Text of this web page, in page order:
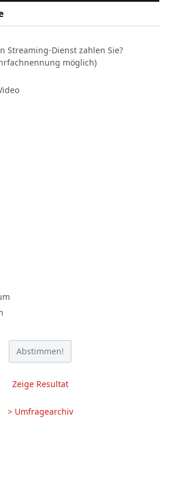
Streaming-Dienst zahlen Sie?
möglich)
Zeige Resultat
> Umfragearchiv